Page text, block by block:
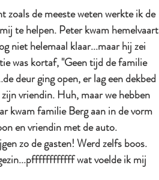
zoals de meeste weten werkte ik de
te helpen. Peter kwam hemelvaart
niet helemaal klaar...maar hij zei
was kortaf, "Geen tijd de familie
deur ging open, er lag een dekbed
vriendin. Huh, maar we hebben
kwam familie Berg aan in de vorm
en vriendin met de auto.
zo de gasten! Werd zelfs boos.
wat voelde ik mij